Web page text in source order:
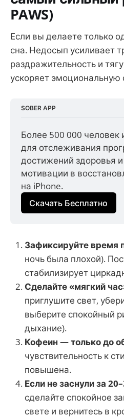
PAWS)
Если вы делаете только
сна. Недосып усиливает
раздражительность и
ускоряет эмоциональную
SOBER APP
Более 500 000 человек
для отслеживания
достижений здоровья
мотивации в
на iPhone.
Скачать Бесплатно
Зафиксируйте время
ночь была плохой).
стабилизирует
Сделайте «мягкий
приглушите свет,
выберите спокойный
дыхание).
Кофеин — только до
чувствительность к
повышена.
Если не заснули за
сделайте спокойное
свете и вернитесь в